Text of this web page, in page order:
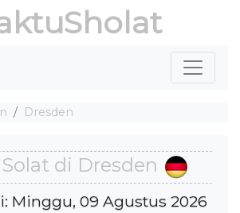
Dresden
di Dresden
Minggu, 09 Agustus 2026